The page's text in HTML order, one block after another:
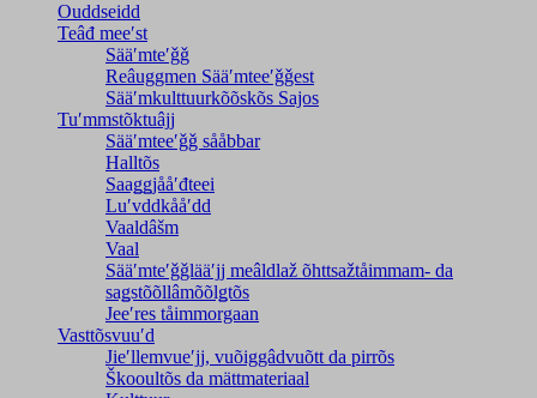
Ouddseidd
Teâđ meeʹst
Sääʹmteʹǧǧ
Reâuggmen Sääʹmteeʹǧǧest
Sääʹmkulttuurkõõskõs Sajos
Tuʹmmstõktuâjj
Sääʹmteeʹǧǧ sååbbar
Halltõs
Saaǥǥjååʹđteei
Luʹvddkååʹdd
Vaaldâšm
Vaal
Sääʹmteʹǧǧlääʹjj meâldlaž õhttsažtåimmam- da
saǥstõõllâmõõlǥtõs
Jeeʹres tåimmorgaan
Vasttõsvuuʹd
Jieʹllemvueʹjj, vuõiggâdvuõtt da pirrõs
Škooultõs da mättmateriaal